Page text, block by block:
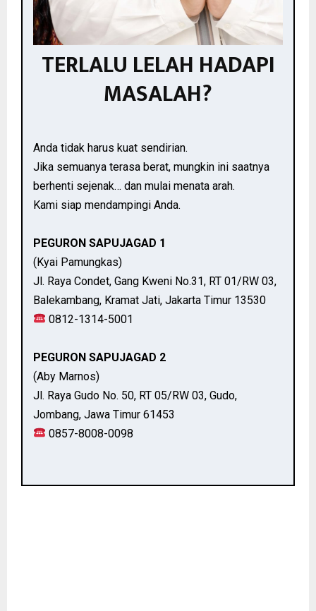
TERLALU LELAH HADAPI
MASALAH?
Anda tidak harus kuat sendirian.
Jika semuanya terasa berat, mungkin ini saatnya
berhenti sejenak… dan mulai menata arah.
Kami siap mendampingi Anda.
PEGURON SAPUJAGAD 1
(Kyai Pamungkas)
Jl. Raya Condet, Gang Kweni No.31, RT 01/RW 03,
Balekambang, Kramat Jati, Jakarta Timur 13530
0812-1314-5001
PEGURON SAPUJAGAD 2
(Aby Marnos)
Jl. Raya Gudo No. 50, RT 05/RW 03, Gudo,
Jombang, Jawa Timur 61453
0857-8008-0098